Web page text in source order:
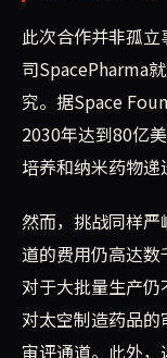
此次合作并非孤
司SpacePharma
究。据Space
2030年达到80亿
培养和纳米药物递
然而，挑战同样
道的费用仍高达
对于大批量生产
对太空制造药品
审评通道。此外